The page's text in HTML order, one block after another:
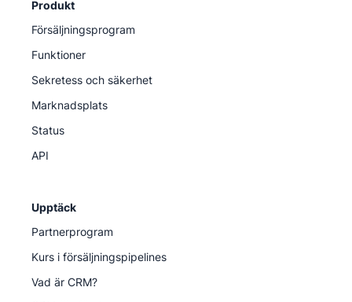
Produkt
Försäljningsprogram
Funktioner
Sekretess och säkerhet
Marknadsplats
Status
API
Upptäck
Partnerprogram
Kurs i försäljningspipelines
Vad är CRM?